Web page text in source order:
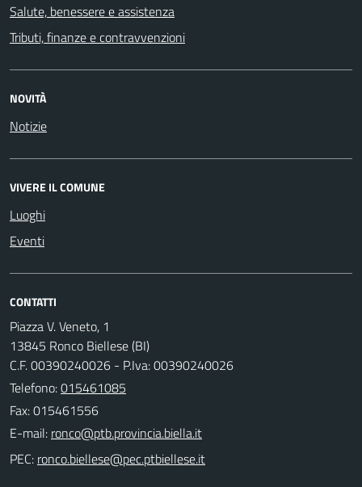
Salute, benessere e assistenza
Tributi, finanze e contravvenzioni
NOVITÀ
Notizie
VIVERE IL COMUNE
Luoghi
Eventi
CONTATTI
Piazza V. Veneto, 1
13845 Ronco Biellese (BI)
C.F. 00390240026 - P.Iva: 00390240026
Telefono:015461085
Fax: 015461556
E-mail:
PEC: